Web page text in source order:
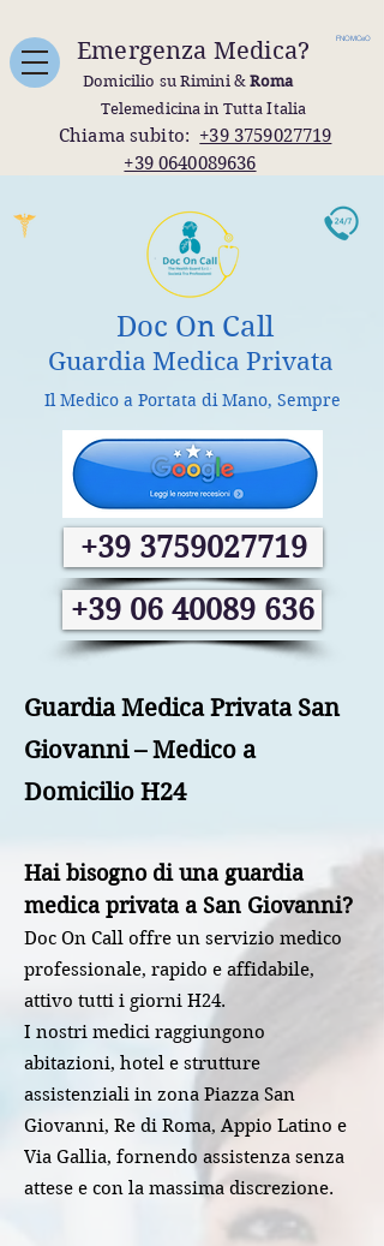
Doc On Call
Guardia Medica Privata
+39 3759027719
Emergenza Medica?
Domicilio su Rimini &Roma
Telemedicina in Tutta Italia
Chiama subito: +39 3759027719
+39 0640089636
FNOMCeO
Il Medico a Portata di Mano, Sempre
+39 06 40089 636
Guardia Medica Privata San
Giovanni – Medico a
Domicilio H24
Hai bisogno di una guardia
medica privata a San Giovanni?
Doc On Call offre un servizio medico
professionale, rapido e affidabile,
attivo tutti i giorni H24.
I nostri medici raggiungono
abitazioni, hotel e strutture
assistenziali in zona Piazza San
Giovanni, Re di Roma, Appio Latino e
Via Gallia, fornendo assistenza senza
attese e con la massima discrezione.